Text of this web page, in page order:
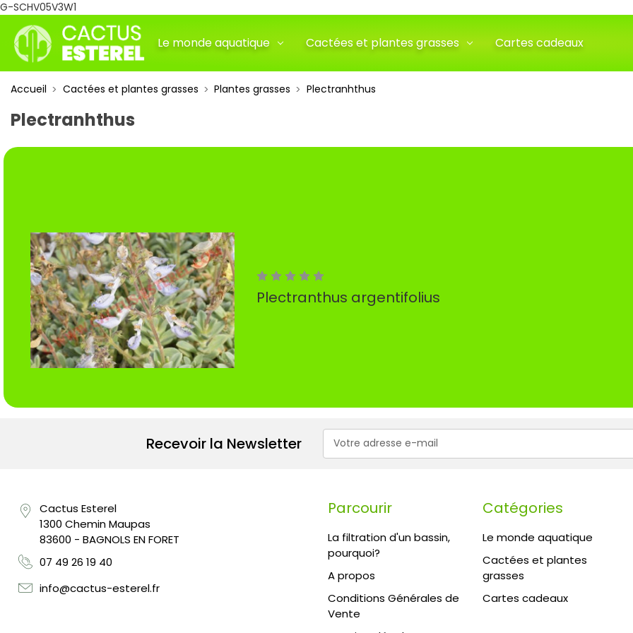
G-SCHV05V3W1
Le monde aquatique Cactées et plantes grasses Cartes cadeaux
Accueil Cactées et plantes grasses Plantes grasses Plectranhthus
Plectranhthus
Plectranthus argentifolius
Recevoir la Newsletter
Adresse
Cactus Esterel
1300 Chemin Maupas
83600 - BAGNOLS EN FORET
07 49 26 19 40
info@cactus-esterel.fr
Parcourir
La filtration d'un bassin,
pourquoi?
A propos
Conditions Générales de
Vente
Catégories
Le monde aquatique
Cactées et plantes
grasses
Cartes cadeaux